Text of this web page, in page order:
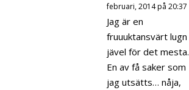
februari, 2014 på 20:37
Jag är en
fruuuktansvärt lugn
jävel för det mesta.
En av få saker som
jag utsätts… nåja,